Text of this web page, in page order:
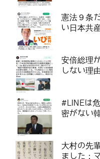
憲法９条
い日本共
安倍総理
しない理
#LINEは
密がない
大村の先
ました：